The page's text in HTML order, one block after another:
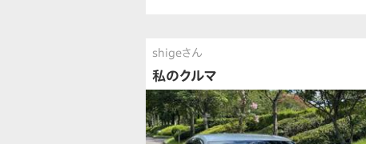
shigeさん
私のクルマ